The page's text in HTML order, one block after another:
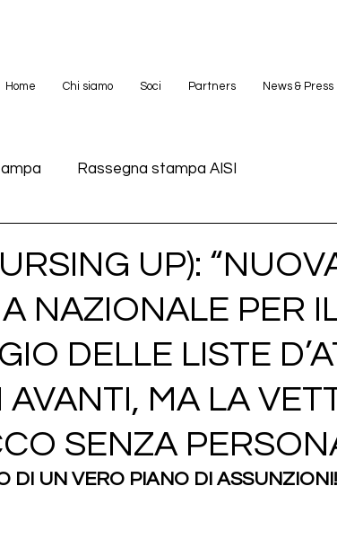
Home Chi siamo Soci Partners News & Press
Rassegna stampa AISI
UP):
NAZIONALE PER
DELLE LISTE
AVANTI, MA LA
SENZA
DI UN VERO PIANO DI ASSUNZIONI!